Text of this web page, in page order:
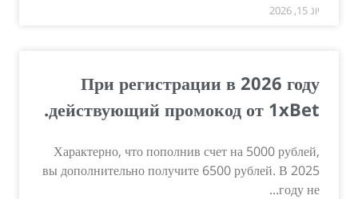
יונ 15, 2026
При регистрации в 2026 году
действующий промокод от 1xBet.
Характерно, что пополнив счет на 5000 рублей,
вы дополнительно получите 6500 рублей. В 2025
году не...